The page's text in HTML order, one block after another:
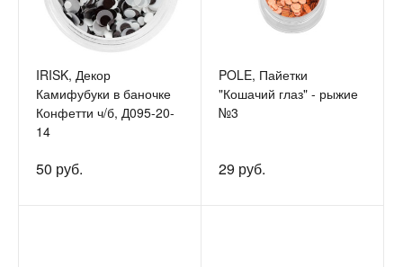
IRISK, Декор
Камифубуки в баночке
Конфетти ч/б, Д095-20-
14
50 руб.
POLE, Пайетки
"Кошачий глаз" - рыжие
№3
29 руб.